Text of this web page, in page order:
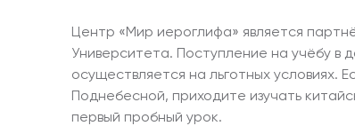
Центр «Мир иероглифа» является
Университета. Поступление на учёбу в
осуществляется на льготных условиях.
Поднебесной, приходите изучать
первый пробный урок.